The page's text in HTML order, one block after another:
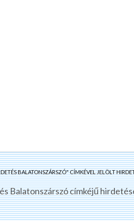
BALATONSZÁRSZÓ" CÍMKÉVEL JELÖLT
Balatonszárszó címkéjű